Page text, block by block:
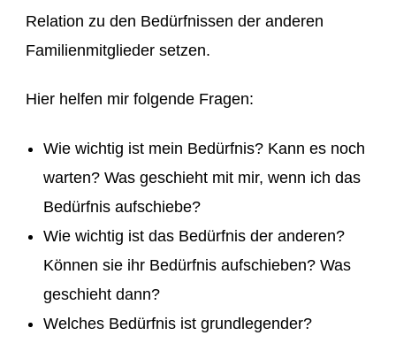
Relation zu den Bedürfnissen der anderen
Familienmitglieder setzen.
Hier helfen mir folgende Fragen:
Wie wichtig ist mein Bedürfnis? Kann es noch
warten? Was geschieht mit mir, wenn ich das
Bedürfnis aufschiebe?
Wie wichtig ist das Bedürfnis der anderen?
Können sie ihr Bedürfnis aufschieben? Was
geschieht dann?
Welches Bedürfnis ist grundlegender?